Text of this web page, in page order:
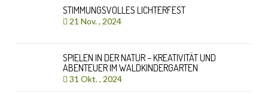
STIMMUNGSVOLLES LICHTERFEST
21 Nov. , 2024
SPIELEN IN DER NATUR – KREATIVITÄT UND
ABENTEUER IM WALDKINDERGARTEN
31 Okt. , 2024